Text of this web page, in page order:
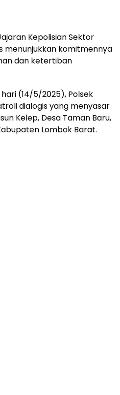
Kepolisian Sektor
menunjukkan komitmennya
dan ketertiban
(14/5/2025), Polsek
dialogis yang menyasar
Kelep, Desa Taman Baru,
Lombok Barat.